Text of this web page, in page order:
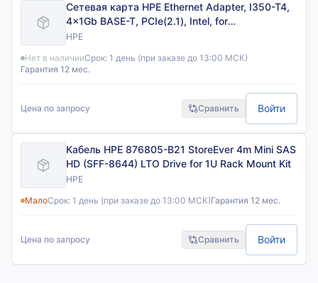
Сетевая карта HPE Ethernet Adapter, I350-T4,
4x1Gb BASE-T, PCIe(2.1), Intel, for
DL325/DL385/Microserver Gen10 Plus
HPE
Нет в наличииСрок: 1 день (при заказе до 13:00 МСК)
Гарантия 12 мес.
Цена по запросу Сравнить Войти
Кабель HPE 876805-B21 StoreEver 4m Mini SAS
HD (SFF-8644) LTO Drive for 1U Rack Mount Kit
HPE
МалоСрок: 1 день (при заказе до 13:00 МСК)Гарантия 12 мес.
Цена по запросу Сравнить Войти